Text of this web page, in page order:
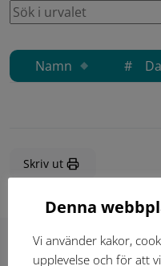
Namn #
Skriv ut
Denna
Vi använder kakor,
upplevelse och för att